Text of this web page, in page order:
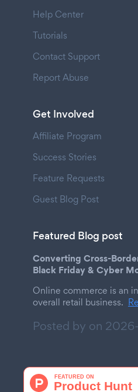
Help Center
Tutorials
Contact Support
Report Abuse
Get Involved
Affiliate Program
Success Stories
Feature Requests
Guest Blog Post
Featured Blog post
Converting Cross-
Black Friday & Cyber
Online commerce is an
overall retail business.
Posted by on